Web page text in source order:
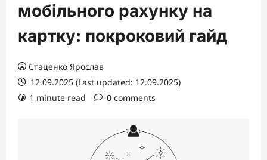
мобільного рахунку на
картку: покроковий гайд
Стаценко Ярослав
12.09.2025 (Last updated: 12.09.2025)
1 minute read
0 comments